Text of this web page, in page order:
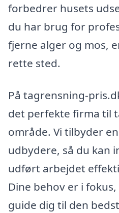
forbedrer husets
du har brug for
fjerne alger og mos,
rette sted.
På tagrensning-
det perfekte firma til
område. Vi tilbyder
udbydere, så du kan
udført arbejdet
Dine behov er i
guide dig til den